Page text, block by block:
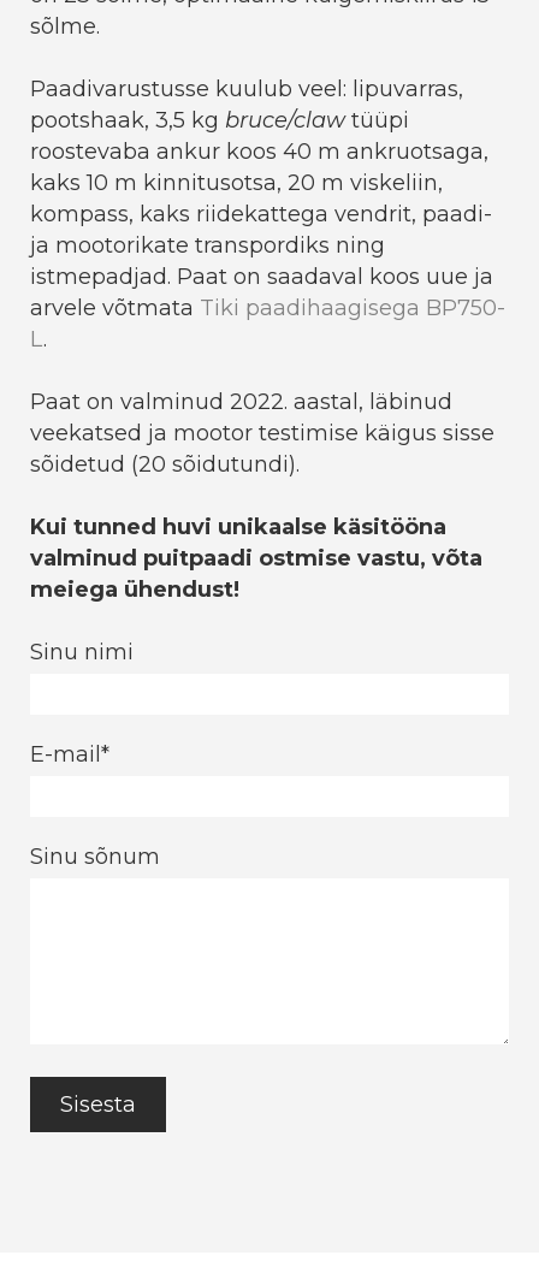
sõlme.
Paadivarustusse kuulub veel: lipuvarras,
pootshaak, 3,5 kg bruce/clawtüüpi
roostevaba ankur koos 40 m ankruotsaga,
kaks 10 m kinnitusotsa, 20 m viskeliin,
kompass, kaks riidekattega vendrit, paadi-
ja mootorikate transpordiks ning
istmepadjad. Paat on saadaval koos uue ja
arvele võtmata Tiki paadihaagisega BP750-
L.
Paat on valminud 2022. aastal, läbinud
veekatsed ja mootor testimise käigus sisse
sõidetud (20 sõidutundi).
Kui tunned huvi unikaalse käsitööna
valminud puitpaadi ostmise vastu, võta
meiega ühendust!
Sinu nimi
E-mail
Sinu sõnum